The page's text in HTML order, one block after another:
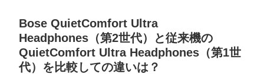
Bose QuietComfort Ultra
Headphones（第2世代）と従来機の
QuietComfort Ultra Headphones（第1世
代）を比較しての違いは？